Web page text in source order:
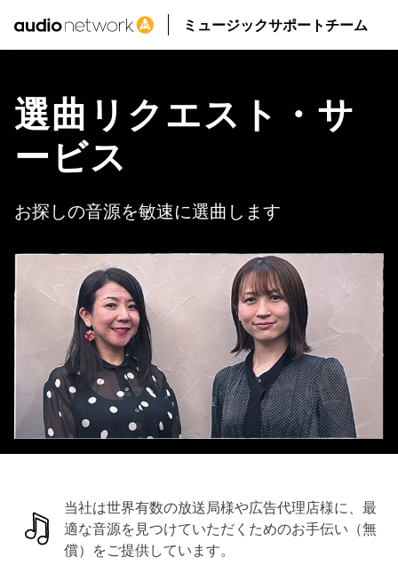
ミュージックサポートチーム
選曲リクエスト・サ
ービス
お探しの音源を敏速に選曲します
当社は世界有数の放送局様や広告代理店様に、最
適な音源を見つけていただくためのお手伝い（無
償）をご提供しています。